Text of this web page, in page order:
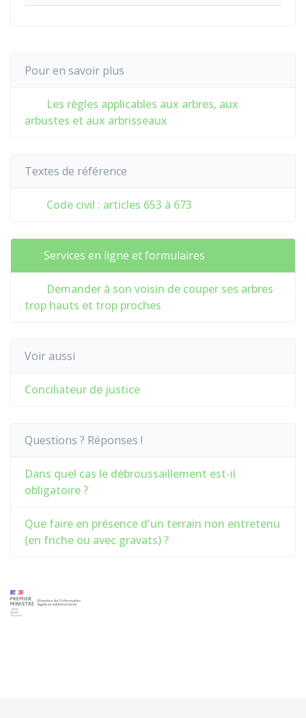
Pour en savoir plus
Les règles applicables aux arbres, aux
arbustes et aux arbrisseaux
Textes de référence
Code civil : articles 653 à 673
Services en ligne et formulaires
Demander à son voisin de couper ses arbres
trop hauts et trop proches
Voir aussi
Conciliateur de justice
Questions ? Réponses !
Dans quel cas le débroussaillement est-il
obligatoire ?
Que faire en présence d'un terrain non entretenu
(en friche ou avec gravats) ?